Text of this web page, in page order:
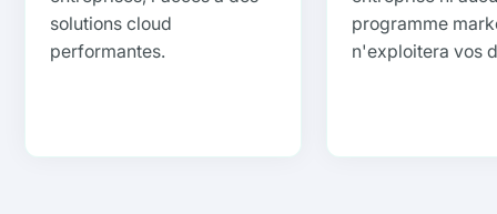
solutions cloud
performantes.
programme
n'exploitera vos